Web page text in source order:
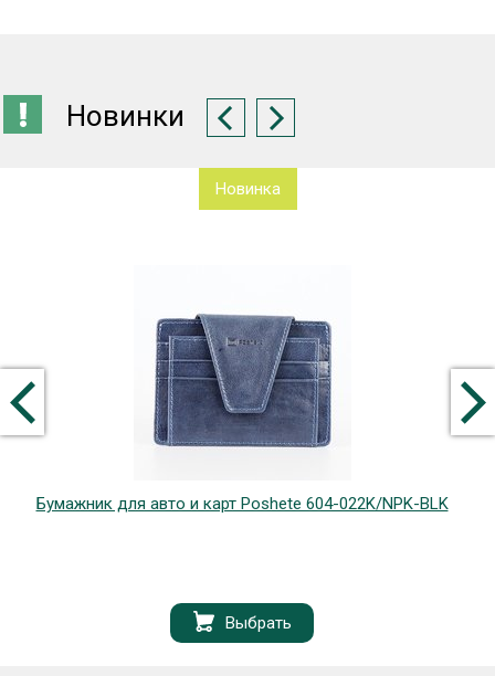
Новинки
Новинка
Бумажник для авто и карт Poshete 604-022K/NPK-BLK
Выбрать